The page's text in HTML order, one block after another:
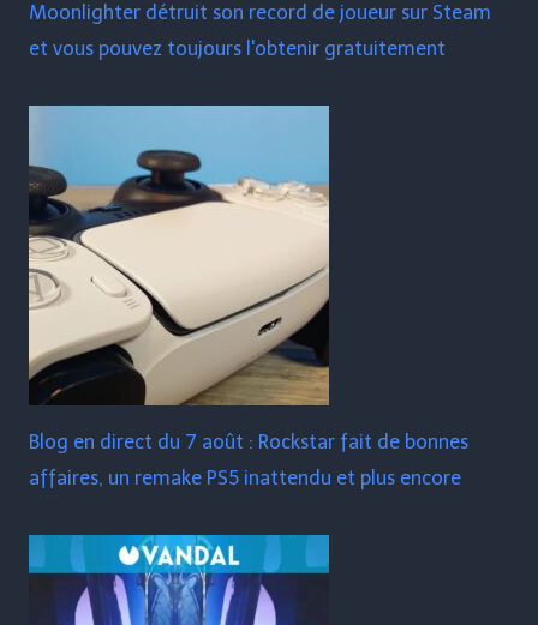
Moonlighter détruit son record de joueur sur Steam
et vous pouvez toujours l'obtenir gratuitement
Blog en direct du 7 août : Rockstar fait de bonnes
affaires, un remake PS5 inattendu et plus encore